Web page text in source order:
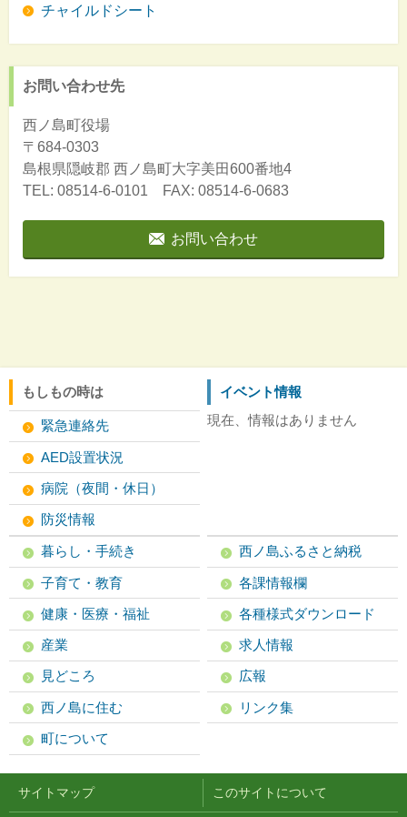
チャイルドシート
お問い合わせ先
西ノ島町役場
〒684-0303
島根県隠岐郡 西ノ島町大字美田600番地4
TEL: 08514-6-0101 FAX: 08514-6-0683
お問い合わせ
もしもの時は
緊急連絡先
AED設置状況
病院（夜間・休日）
防災情報
イベント情報
現在、情報はありません
暮らし・手続き
子育て・教育
健康・医療・福祉
産業
見どころ
西ノ島に住む
町について
西ノ島ふるさと納税
各課情報欄
各種様式ダウンロード
求人情報
広報
リンク集
サイトマップ このサイトについて